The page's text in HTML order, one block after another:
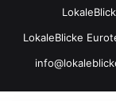
LokaleBlicke